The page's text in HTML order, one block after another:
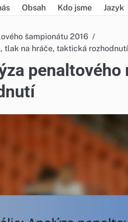
Obsah Kdo jsme Jazyk
šampionátu 2016
tlak na hráče, taktická rozhodnutí